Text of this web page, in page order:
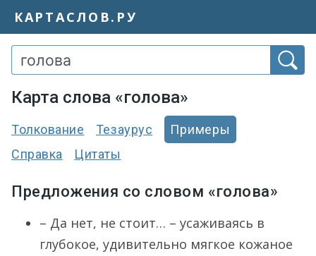
КАРТАСЛОВ.РУ
Карта слова «голова»
Толкование Тезаурус
Примеры
Справка
Цитаты
Предложения со словом «голова»
– Да нет, не стоит… – усаживаясь в
глубокое, удивительно мягкое кожаное